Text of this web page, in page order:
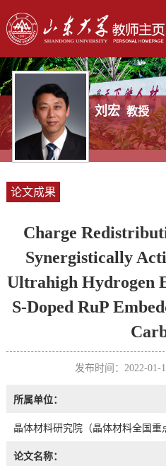
刘宏 教授
论文成果
Charge
Synergistically
Ultrahigh Hydrogen
S-Doped RuP
发布时间：2022-
所属单位：
晶体材料研究院（晶体材料全国重
论文名称：